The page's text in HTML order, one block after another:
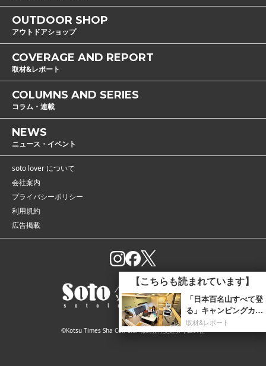
【こちらも読まれています】
「日本百名山すべて登
る」キャンピングカー
で愛犬と旅する夫婦の
挑戦がスタート。第
取材&レポート
OUTDOOR SHOP
アウトドアショップ
COVERAGE AND REPORT
取材&レポート
COLUMNS AND SERIES
コラム・連載
NEWS
ニュース・イベント
soto lover について
会社案内
プライバシーポリシー
利用規約
広告掲載
©Kotsu Times Sha Co., Ltd. 株式会社交通タイムス社